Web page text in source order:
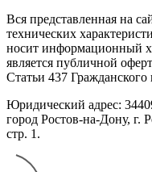
Вся представленная на
технических
носит информационный
является публичной
Статьи 437 Гражданского
Юридический адрес:
город Ростов-на-Дону, г.
стр. 1.